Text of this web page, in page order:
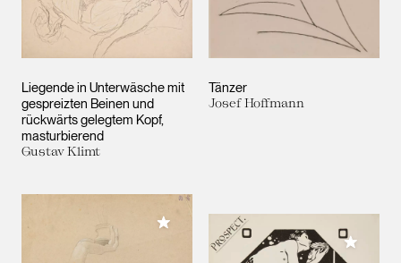
Liegende in Unterwäsche mit
gespreizten Beinen und
rückwärts gelegtem Kopf,
masturbierend
Gustav Klimt
Tänzer
Josef Hoffmann
Meiner Sammlung hinzufügen
Meiner